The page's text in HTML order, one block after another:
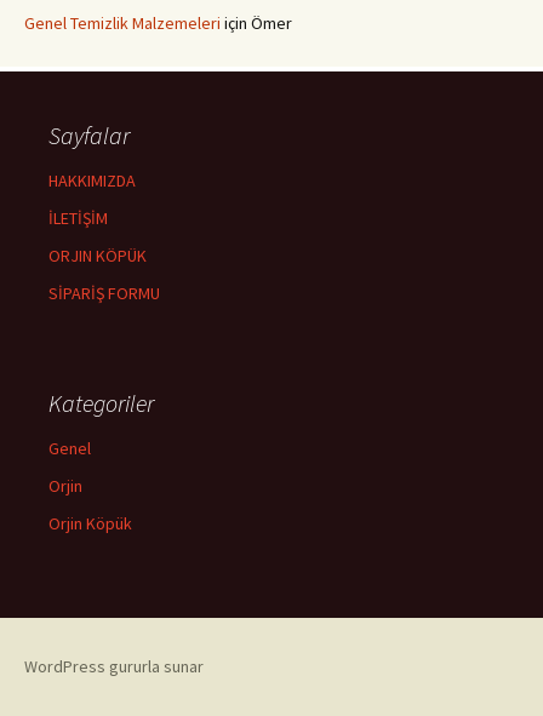
Genel Temizlik Malzemeleri için Ömer
Sayfalar
HAKKIMIZDA
İLETİŞİM
ORJIN KÖPÜK
SİPARİŞ FORMU
Kategoriler
Genel
Orjin
Orjin Köpük
WordPress gururla sunar